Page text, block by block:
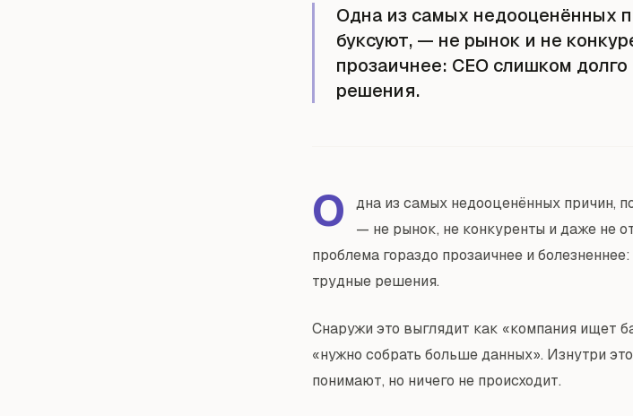
Одна из самых недооценённых
буксуют, — не рынок и не
прозаичнее: CEO слишком
решения.
О
дна из самых недооценённых причин,
— не рынок, не конкуренты и даже не
проблема гораздо прозаичнее и
трудные решения.
Снаружи это выглядит как «компания ищет
«нужно собрать больше данных». Изнутри
понимают, но ничего не происходит.